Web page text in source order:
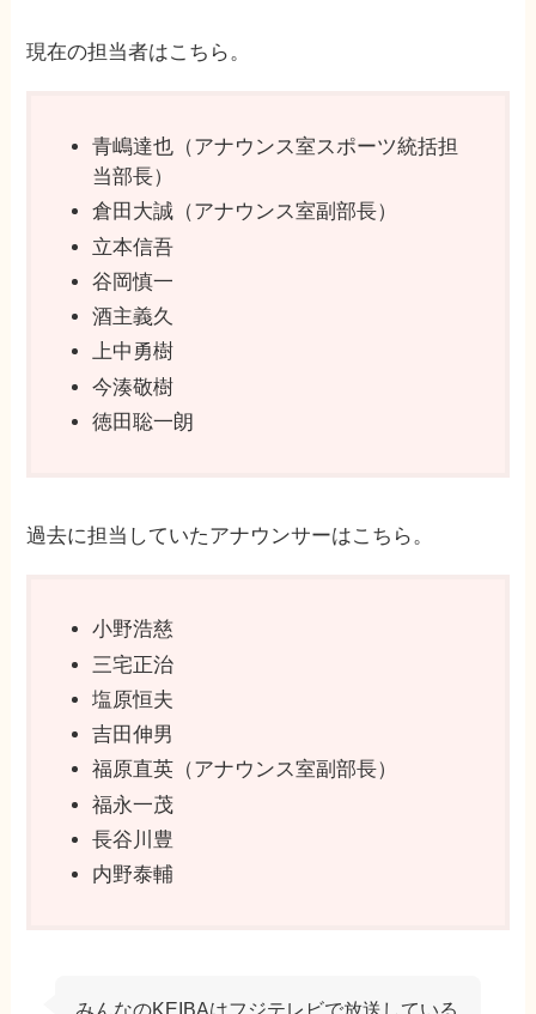
現在の担当者はこちら。
青嶋達也（アナウンス室スポーツ統括担
当部長）
倉田大誠（アナウンス室副部長）
立本信吾
谷岡慎一
酒主義久
上中勇樹
今湊敬樹
徳田聡一朗
過去に担当していたアナウンサーはこちら。
小野浩慈
三宅正治
塩原恒夫
吉田伸男
福原直英（アナウンス室副部長）
福永一茂
長谷川豊
内野泰輔
みんなのKEIBAはフジテレビで放送している